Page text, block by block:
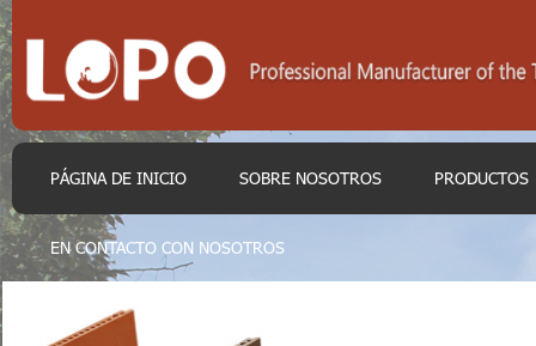
PÁGINA DE INICIO SOBRE NOSOTROS PRODUCTOS
EN CONTACTO CON NOSOTROS